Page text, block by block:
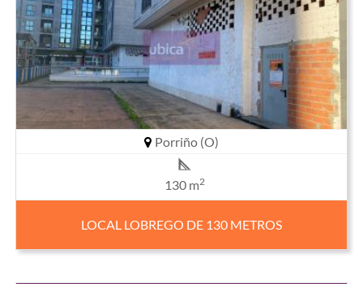
Porriño (O)
130 m2
LOCAL LOBREGO DE 130 METROS